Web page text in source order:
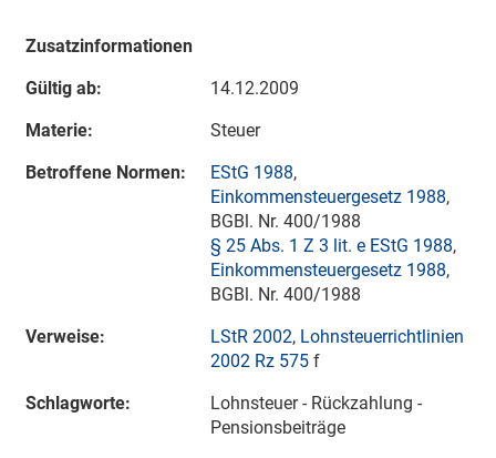
Zusatzinformationen
Gültig ab:
14.12.2009
Materie:
Steuer
Betroffene Normen:
EStG 1988,
Einkommensteuergesetz 1988,
BGBl. Nr. 400/1988
§ 25 Abs. 1 Z 3 lit. e EStG 1988,
Einkommensteuergesetz 1988,
BGBl. Nr. 400/1988
Verweise:
LStR 2002, Lohnsteuerrichtlinien
2002 Rz 575 f
Schlagworte:
Lohnsteuer - Rückzahlung -
Pensionsbeiträge